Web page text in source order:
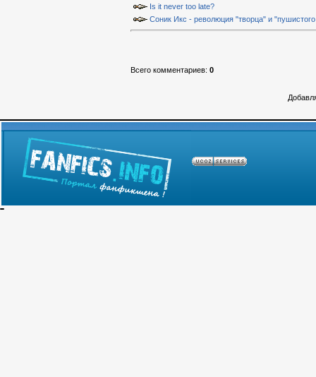
Is it never too late?
Соник Икс - революция "творца" и
Всего комментариев: 0